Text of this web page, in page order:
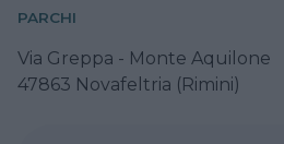
PARCHI
Via Greppa - Monte Aquilone
47863 Novafeltria (Rimini)